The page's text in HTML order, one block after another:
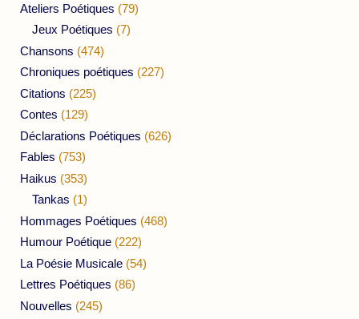
Ateliers Poétiques (79)
Jeux Poétiques (7)
Chansons (474)
Chroniques poétiques (227)
Citations (225)
Contes (129)
Déclarations Poétiques (626)
Fables (753)
Haikus (353)
Tankas (1)
Hommages Poétiques (468)
Humour Poétique (222)
La Poésie Musicale (54)
Lettres Poétiques (86)
Nouvelles (245)